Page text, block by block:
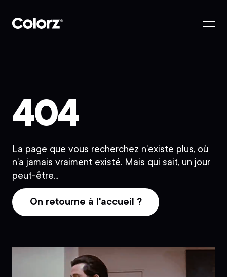
404
La page que vous recherchez n’existe plus, où
n’a jamais vraiment existé. Mais qui sait, un jour
peut-être...
On retourne à l'accueil ?